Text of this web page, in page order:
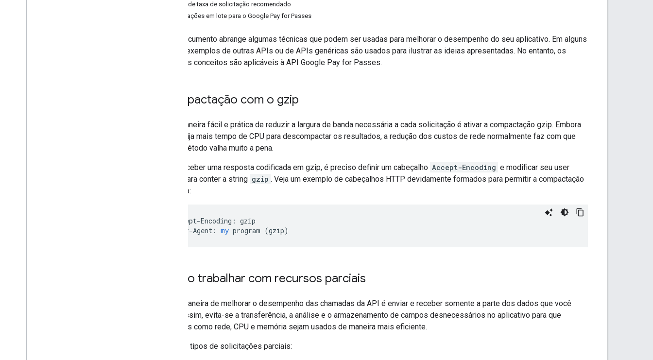
Limite de taxa de solicitação recomendado
Solicitações em lote para o Google Pay for Passes
Este documento abrange algumas técnicas que podem ser usadas para melhorar o desempenho do seu aplicativo. Em alguns
casos, exemplos de outras APIs ou de APIs genéricas são usados para ilustrar as ideias apresentadas. No entanto, os
mesmos conceitos são aplicáveis à API Google Pay for Passes.
Compactação com o gzip
Uma maneira fácil e prática de reduzir a largura de banda necessária a cada solicitação é ativar a compactação gzip. Embora
isso exija mais tempo de CPU para descompactar os resultados, a redução dos custos de rede normalmente faz com que
esse método valha muito a pena.
Para receber uma resposta codificada em gzip, é preciso definir um cabeçalho Accept-Encoding e modificar seu user
agent para conter a string gzip . Veja um exemplo de cabeçalhos HTTP devidamente formados para permitir a compactação
em gzip:
Accept-Encoding: gzip
User-Agent: my program (gzip)
Como trabalhar com recursos parciais
Outra maneira de melhorar o desempenho das chamadas da API é enviar e receber somente a parte dos dados que você
quer. Assim, evita-se a transferência, a análise e o armazenamento de campos desnecessários no aplicativo para que
recursos como rede, CPU e memória sejam usados de maneira mais eficiente.
Há dois tipos de solicitações parciais: